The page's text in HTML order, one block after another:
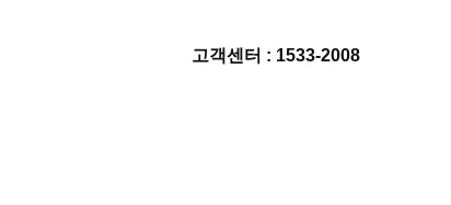
고객센터 : 1533-2008